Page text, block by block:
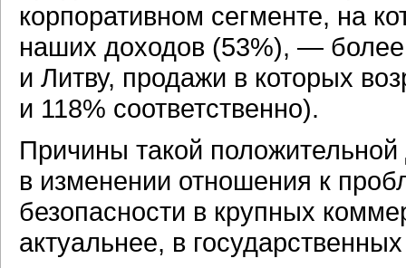
корпоративном сегменте, на
наших доходов (53%), —
и Литву, продажи в которых
и 118% соответственно).
Причины такой положительной
в изменении отношения к
безопасности в крупных
актуальнее, в